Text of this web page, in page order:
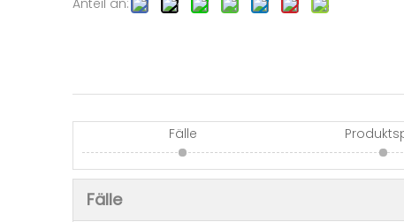
Anteil an:
Fälle
Fälle